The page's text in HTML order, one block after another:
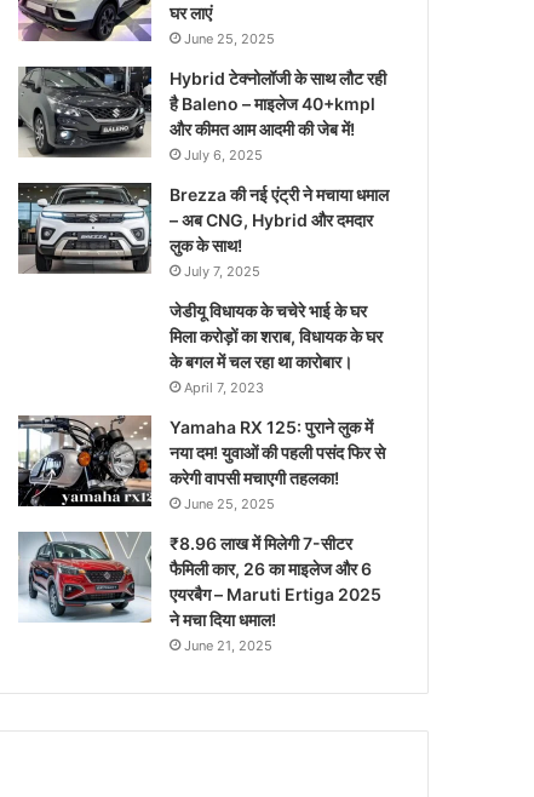
घर लाएं
June 25, 2025
Hybrid टेक्नोलॉजी के साथ लौट रही
है Baleno – माइलेज 40+kmpl
और कीमत आम आदमी की जेब में!
July 6, 2025
Brezza की नई एंट्री ने मचाया धमाल
– अब CNG, Hybrid और दमदार
लुक के साथ!
July 7, 2025
जेडीयू विधायक के चचेरे भाई के घर
मिला करोड़ों का शराब, विधायक के घर
के बगल में चल रहा था कारोबार।
April 7, 2023
Yamaha RX 125: पुराने लुक में
नया दम! युवाओं की पहली पसंद फिर से
करेगी वापसी मचाएगी तहलका!
June 25, 2025
₹8.96 लाख में मिलेगी 7-सीटर
फैमिली कार, 26 का माइलेज और 6
एयरबैग – Maruti Ertiga 2025
ने मचा दिया धमाल!
June 21, 2025